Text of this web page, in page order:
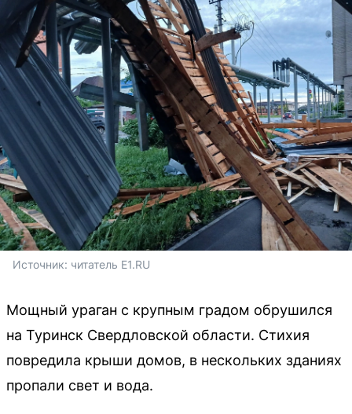
Источник: читатель E1.RU
Мощный ураган с крупным градом обрушился
на Туринск Свердловской области. Стихия
повредила крыши домов, в нескольких зданиях
пропали свет и вода.